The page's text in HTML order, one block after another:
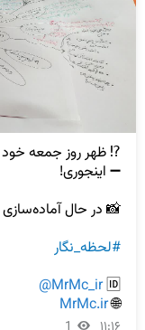
📸 در حال آماده‌سازی
#لحظه_نگار
🆔
@MrMc_ir
🌐
MrMc.ir